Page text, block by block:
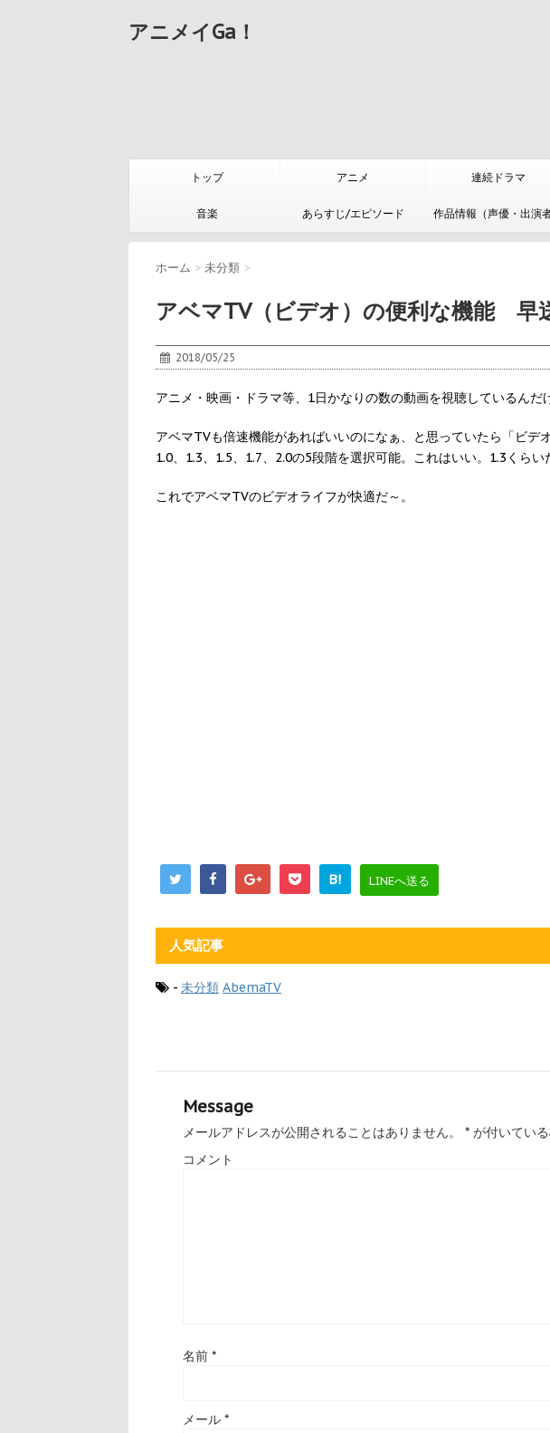
アニメイGa！
トップ アニメ 連続ドラマ
音楽 あらすじ/エピソード 作品情報（声優・出演者
ホーム > 未分類 >
アベマTV（ビデオ）の便利な機能 早
2018/05/25
アニメ・映画・ドラマ等、1日かなりの数の動画を視聴しているんだ
アベマTVも倍速機能があればいいのになぁ、と思っていたら「ビデ
1.0、1.3、1.5、1.7、2.0の5段階を選択可能。これはいい。1.3くらい
これでアベマTVのビデオライフが快適だ～。
B! LINEへ送る
人気記事
- 未分類 AbemaTV
Message
メールアドレスが公開されることはありません。 * が付いてい
コメント
名前 *
メール *